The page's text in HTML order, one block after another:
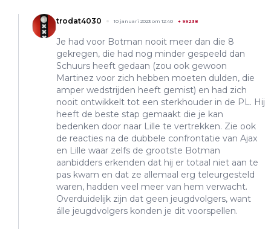
trodat4030 10 januari 2023 om 12:40 + 99238
Je had voor Botman nooit meer dan die 8
gekregen, die had nog minder gespeeld dan
Schuurs heeft gedaan (zou ook gewoon
Martinez voor zich hebben moeten dulden, die
amper wedstrijden heeft gemist) en had zich
nooit ontwikkelt tot een sterkhouder in de PL. Hij
heeft de beste stap gemaakt die je kan
bedenken door naar Lille te vertrekken. Zie ook
de reacties na de dubbele confrontatie van Ajax
en Lille waar zelfs de grootste Botman
aanbidders erkenden dat hij er totaal niet aan te
pas kwam en dat ze allemaal erg teleurgesteld
waren, hadden veel meer van hem verwacht.
Overduidelijk zijn dat geen jeugdvolgers, want
álle jeugdvolgers konden je dit voorspellen.